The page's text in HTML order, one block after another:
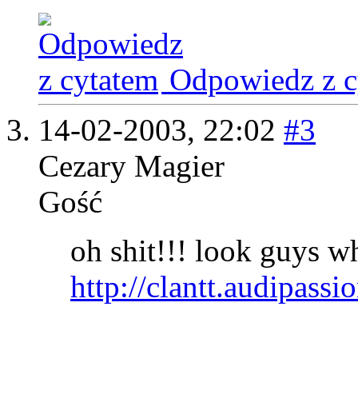
Odpowiedz z
14-02-2003, 22:02 #3
Cezary Magier
Gość
oh shit!!! look guys
http://